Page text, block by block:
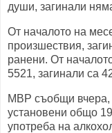
души, загинали
От началото на
произшествия,
ранени. От
5521, загинали са
МВР съобщи вчера,
установени общо
употреба на